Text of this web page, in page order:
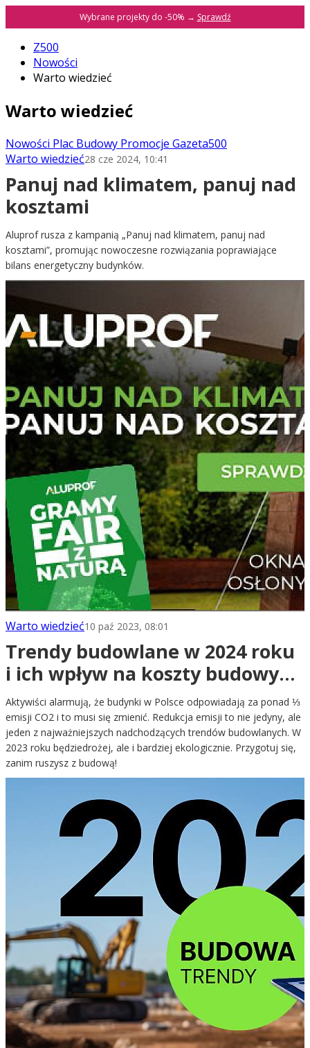
Wybrane projekty do -50% → Sprawdź
Z500
Nowości
Warto wiedzieć
Warto wiedzieć
Nowości Plac Budowy Promocje Gazeta500
Warto wiedzieć28 cze 2024, 10:41
Panuj nad klimatem, panuj nad
kosztami
Aluprof rusza z kampanią „Panuj nad klimatem, panuj nad
kosztami”, promując nowoczesne rozwiązania poprawiające
bilans energetyczny budynków.
Warto wiedzieć10 paź 2023, 08:01
Trendy budowlane w 2024 roku
i ich wpływ na koszty budowy
(najnowsza aktualizacja!)
Aktywiści alarmują, że budynki w Polsce odpowiadają za ponad ⅓
emisji CO2 i to musi się zmienić. Redukcja emisji to nie jedyny, ale
jeden z najważniejszych nadchodzących trendów budowlanych. W
2023 roku będziedrożej, ale i bardziej ekologicznie. Przygotuj się,
zanim ruszysz z budową!